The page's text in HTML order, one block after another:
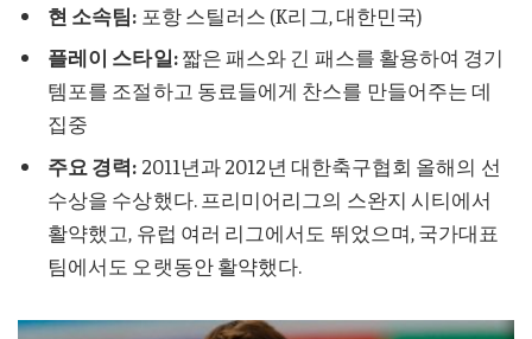
현 소속팀: 포항 스틸러스 (K리그, 대한민국)
플레이 스타일:짧은 패스와 긴 패스를 활용하여 경기
템포를 조절하고 동료들에게 찬스를 만들어주는 데
집중
주요 경력: 2011년과 2012년 대한축구협회 올해의 선
수상을 수상했다. 프리미어리그의 스완지 시티에서
활약했고, 유럽 여러 리그에서도 뛰었으며, 국가대표
팀에서도 오랫동안 활약했다.